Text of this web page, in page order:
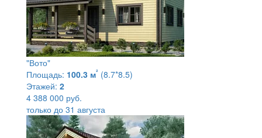
"Вото"
Площадь: 100.3 м² (8.7*8.5)
Этажей: 2
4 388 000 руб.
только до 31 августа